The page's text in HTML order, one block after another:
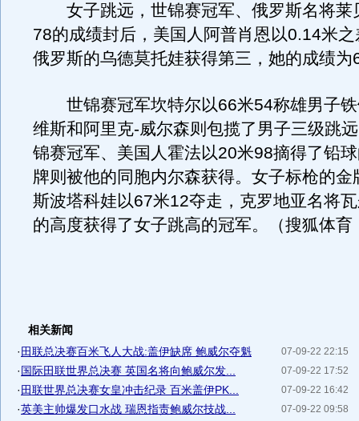
女子跳远，世锦赛冠军、俄罗斯名将莱
78的成绩封后，美国人阿普肖恩以0.14米
俄罗斯的乌德莫托娃获得第三，她的成绩为
世锦赛冠军坎特尔以66米54称雄男子铁
维斯和阿里克-威尔森则包揽了男子三级跳
锦赛冠军、美国人霍法以20米98摘得了铅
牌则被他的同胞内尔森获得。女子标枪的金
斯波塔科娃以67米12夺走，克罗地亚名将
的高度获得了女子跳高的冠军。（搜狐体育
相关新闻
07-09-22 22:15
· 田联总决赛百米飞人大战:盖伊缺席 鲍威尔夺魁
07-09-22 17:52
·国际田联世界总决赛 英国名将向鲍威尔发...
07-09-22 16:42
· 田联世界总决赛女皇冲击纪录 百米盖伊PK...
07-09-22 09:58
·英美主帅爆发口水战 瑞恩指责鲍威尔技战...